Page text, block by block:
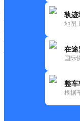
轨
地图
在
国际
整
根据
网点筛